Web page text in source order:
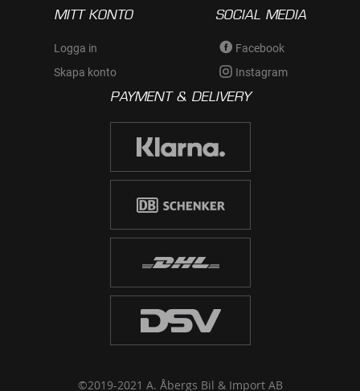
MITT KONTO
Logga in
Skapa konto
SOCIAL MEDIA
Facebook
Instagram
PAYMENT & DELIVERY
©2019-2021 A. Åbergs Bil & Import AB